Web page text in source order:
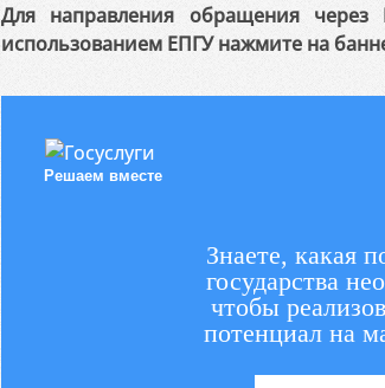
Для направления обращения через
использованием ЕПГУ нажмите на
Решаем вместе
Знаете, какая
государства
чтобы
потенциал на